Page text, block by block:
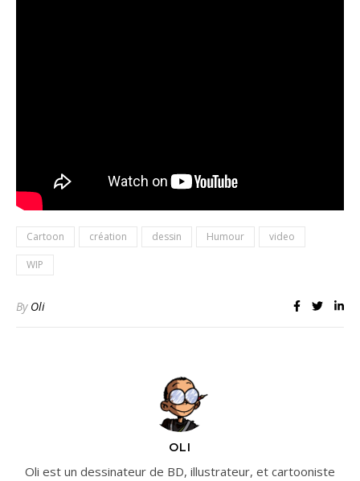
Cartoon création dessin Humour video
WIP
By Oli
OLI
Oli est un dessinateur de BD, illustrateur, et cartooniste